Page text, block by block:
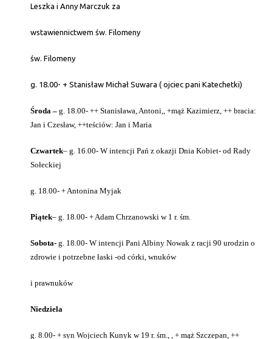
Leszka i Anny Marczuk za
wstawiennictwem św. Filomeny
św. Filomeny
g. 18.00- + Stanisław Michał Suwara ( ojciec pani Katechetki)
Środa – g. 18.00- ++ Stanisława, Antoni,, +mąż Kazimierz, ++ bracia:
Jan i Czesław, ++teściów: Jan i Maria
Czwartek– g. 16.00- W intencji Pań z okazji Dnia Kobiet- od Rady
Sołeckiej
g. 18.00- + Antonina Myjak
Piątek– g. 18.00- + Adam Chrzanowski w 1 r. śm.
Sobota- g. 18.00- W intencji Pani Albiny Nowak z racji 90 urodzin o
zdrowie i potrzebne łaski -od córki, wnuków
i prawnuków
Niedziela
g. 8.00- + syn Wojciech Kunyk w 19 r. śm., , + mąż Szczepan, ++